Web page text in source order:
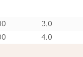
3.0
4.0